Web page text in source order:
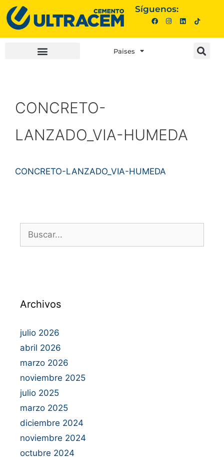
Síguenos:
Paises
CONCRETO-
LANZADO_VIA-HUMEDA
CONCRETO-LANZADO_VIA-HUMEDA
Archivos
julio 2026
abril 2026
marzo 2026
noviembre 2025
julio 2025
marzo 2025
diciembre 2024
noviembre 2024
octubre 2024